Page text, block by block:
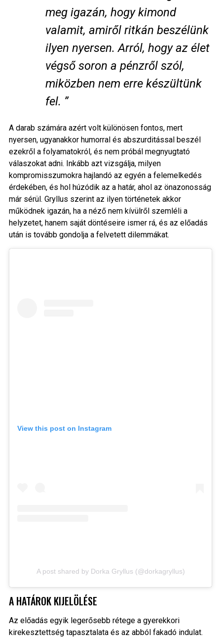
meg igazán, hogy kimond
valamit, amiről ritkán beszélünk
ilyen nyersen. Arról, hogy az élet
végső soron a pénzről szól,
miközben nem erre készültünk
fel. ”
A darab számára azért volt különösen fontos, mert
nyersen, ugyanakkor humorral és abszurditással beszél
ezekről a folyamatokról, és nem próbál megnyugtató
válaszokat adni. Inkább azt vizsgálja, milyen
kompromisszumokra hajlandó az egyén a felemelkedés
érdekében, és hol húzódik az a határ, ahol az önazonosság
már sérül. Gryllus szerint az ilyen történetek akkor
működnek igazán, ha a néző nem kívülről szemléli a
helyzetet, hanem saját döntéseire ismer rá, és az előadás
után is tovább gondolja a felvetett dilemmákat.
View this post on Instagram
A post shared by Dorka Gryllus (@dorkagryllus)
A HATÁROK KIJELÖLÉSE
Az előadás egyik legerősebb rétege a gyerekkori
kirekesztettség tapasztalata és az abból fakadó indulat.